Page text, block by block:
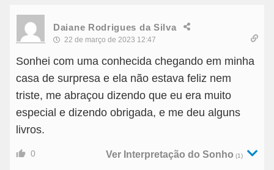
Daiane Rodrigues da Silva
22 de março de 2023 12:47
Sonhei com uma conhecida chegando em minha
casa de surpresa e ela não estava feliz nem
triste, me abraçou dizendo que eu era muito
especial e dizendo obrigada, e me deu alguns
livros.
0 Ver Interpretação do Sonho (1)